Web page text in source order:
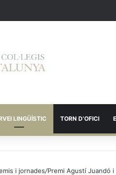
LINGÜÍSTIC TORN D’OFICI
i jornades/Premi Agustí Juandó i